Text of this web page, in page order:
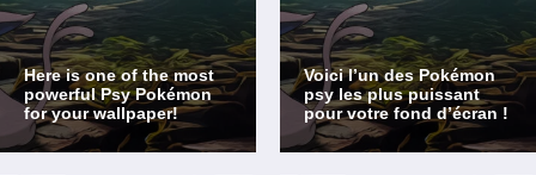
Here is one of the most
powerful Psy Pokémon
for your wallpaper!
Voici l’un des Pokémon
psy les plus puissant
pour votre fond d’écran !